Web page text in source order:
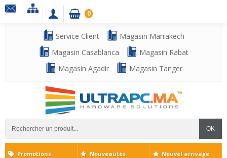
Service Client
Magasin Marrakech
Magasin Casablanca
Magasin Rabat
Magasin Agadir
Magasin Tanger
OK
0
Promotions Nouveautés Nouvel arrivage